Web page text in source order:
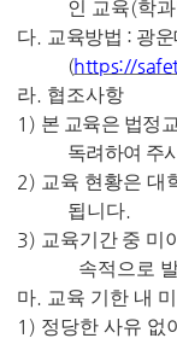
인 교육(학과
다. 교육방법 : 광
(https://
라. 협조사항
1) 본 교육은 법정
독려하여 주
2) 교육 현황은 대
됩니다.
3) 교육기간 중 미
속적으로
마. 교육 기한 내
1) 정당한 사유 없